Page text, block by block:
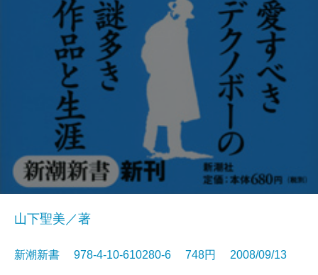
山下聖美／著
新潮新書 978-4-10-610280-6 748円 2008/09/13